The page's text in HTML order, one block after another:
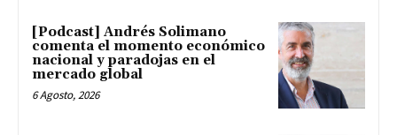
[Podcast] Andrés Solimano
comenta el momento económico
nacional y paradojas en el
mercado global
6 Agosto, 2026